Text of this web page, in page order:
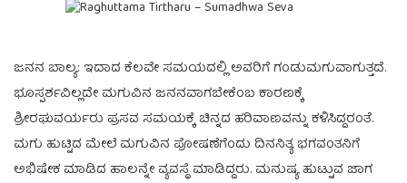
ಜನನ ಬಾಲ್ಯ: ಇದಾದ ಕೆಲವೇ ಸಮಯದಲ್ಲಿ ಅವರಿಗೆ ಗಂಡುಮಗುವಾಗುತ್ತದೆ.
ಭೂಸ್ಪರ್ಶವಿಲ್ಲದೇ ಮಗುವಿನ ಜನನವಾಗಬೇಕೆಂಬ ಕಾರಣಕ್ಕೆ
ಶ್ರೀರಘುವರ್ಯರು ಪ್ರಸವ ಸಮಯಕ್ಕೆ ಚಿನ್ನದ ಹರಿವಾಣವನ್ನು ಕಳಿಸಿದ್ದರಂತೆ.
ಮಗು ಹುಟ್ಟಿದ ಮೇಲೆ ಮಗುವಿನ ಪೋಷಣೆಗೆಂದು ದಿನನಿತ್ಯ ಭಗವಂತನಿಗೆ
ಅಭಿಷೇಕ ಮಾಡಿದ ಹಾಲನ್ನೇ ವ್ಯವಸ್ಥೆ ಮಾಡಿದ್ದರು. ಮನುಷ್ಯ ಹುಟ್ಟುವ ಜಾಗ